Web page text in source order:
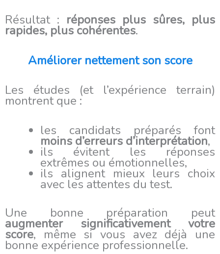
Résultat : réponses plus sûres, plus
rapides, plus cohérentes.
Améliorer nettement son score
Les études (et l’expérience terrain)
montrent que :
les candidats préparés font
moins d’erreurs d’interprétation,
ils évitent les réponses
extrêmes ou émotionnelles,
ils alignent mieux leurs choix
avec les attentes du test.
Une bonne préparation peut
augmenter significativement votre
score, même si vous avez déjà une
bonne expérience professionnelle.